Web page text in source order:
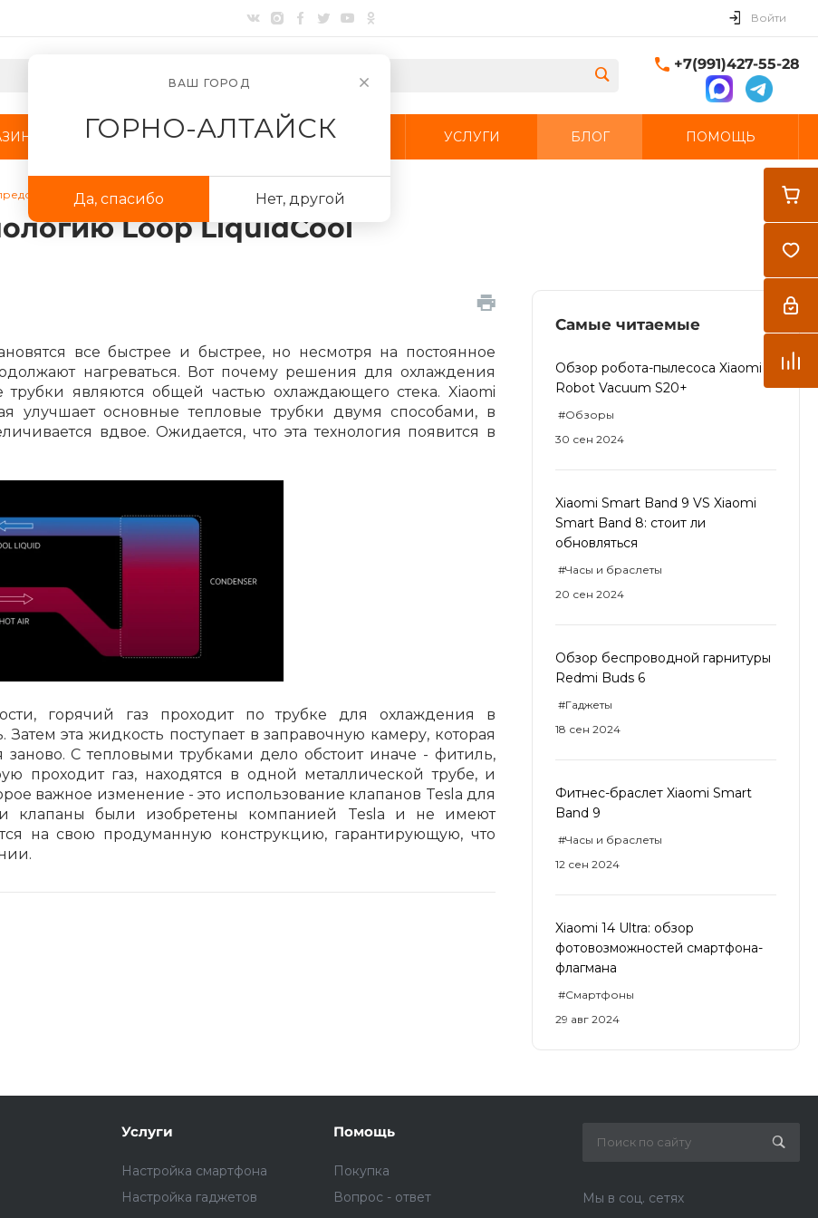
Для клиентов всех банков
График платежей
Сегодня
Добавляйте товарыв корзину
Оплачивайте сегодня только
% картой любого банка
Получайте товарвыбранный способом
Оставшиеся75 % будутсписываться
с вашей картыпо25%каждые 2 недели
ВАШ ГОРОД
ГОРНО-АЛТАЙСК
Да, спасибо Нет, другой
Войти
+7(991)427-55-28
АКЦИИ КОМПАНИЯ УСЛУГИ БЛОГ ПОМОЩЬ
технологию Loop LiquidCool
Loop LiquidCool
Самые читаемые
Обзор робота-пылесоса Xiaomi
Robot Vacuum S20+
#Обзоры
30 сен 2024
Xiaomi Smart Band 9 VS Xiaomi
Smart Band 8: стоит ли
обновляться
#Часы и браслеты
20 сен 2024
Обзор беспроводной гарнитуры
Redmi Buds 6
#Гаджеты
18 сен 2024
Фитнес-браслет Xiaomi Smart
Band 9
#Часы и браслеты
12 сен 2024
Xiaomi 14 Ultra: обзор
фотовозможностей смартфона-
флагмана
#Смартфоны
29 авг 2024
все быстрее и быстрее, но несмотря на постоянное
нагреваться. Вот почему решения для охлаждения
являются общей частью охлаждающего стека. Xiaomi
улучшает основные тепловые трубки двумя способами, в
вдвое. Ожидается, что эта технология появится в
горячий газ проходит по трубке для охлаждения в
эта жидкость поступает в заправочную камеру, которая
заново. С тепловыми трубками дело обстоит иначе - фитиль,
проходит газ, находятся в одной металлической трубе, и
важное изменение - это использование клапанов Tesla для
клапаны были изобретены компанией Tesla и не имеют
на свою продуманную конструкцию, гарантирующую, что
Услуги
Настройка смартфона
Настройка гаджетов
Помощь
Покупка
Вопрос - ответ
Мы в соц. сетях